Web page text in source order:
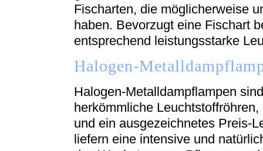
Fischarten, die möglicherweise
haben. Bevorzugt eine Fischart
entsprechend leistungsstarke
Halogen-
Halogen-Metalldampflampen
herkömmliche
und ein ausgezeichnetes Preis-
liefern eine intensive und